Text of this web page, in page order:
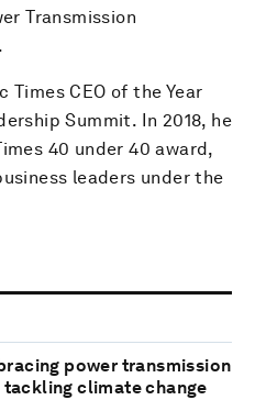
Transmission
Times CEO of the Year
Summit. In 2018, he
40 under 40 award,
leaders under the
power transmission
tackling climate change